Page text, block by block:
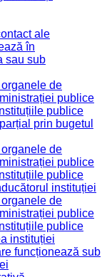
ale
în
sau sub
de
publice
publice
prin bugetul
de
publice
publice
instituției
de
publice
publice
instituției
funcționează sub